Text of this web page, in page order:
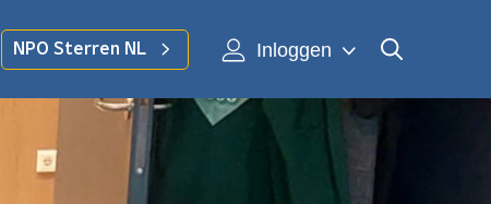
NPO Sterren NL Inloggen